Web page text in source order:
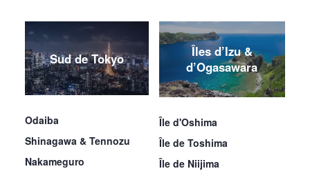
Sud de Tokyo
Odaiba
Shinagawa & Tennozu
Nakameguro
Îles d’Izu &
d’Ogasawara
Île d'Oshima
Île de Toshima
Île de Niijima